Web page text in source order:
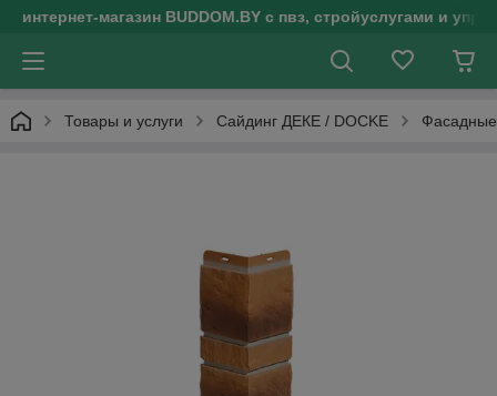
интернет-магазин BUDDOM.BY с пвз, стройуслугами и
Товары и услуги Сайдинг ДЕКЕ / DOCKE